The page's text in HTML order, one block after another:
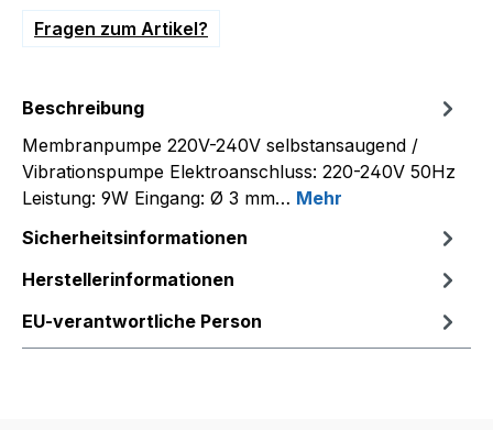
Fragen zum Artikel?
Beschreibung
Membranpumpe 220V-240V selbstansaugend /
Vibrationspumpe Elektroanschluss: 220-240V 50Hz
Leistung: 9W Eingang: Ø 3 mm… Mehr
Sicherheitsinformationen
Herstellerinformationen
EU-verantwortliche Person